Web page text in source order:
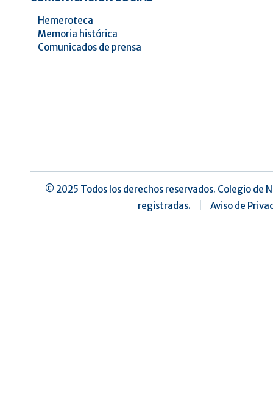
Hemeroteca
Memoria histórica
Comunicados de prensa
©️ 2025 Todos los derechos reservados. Colegio
registradas.
Aviso de